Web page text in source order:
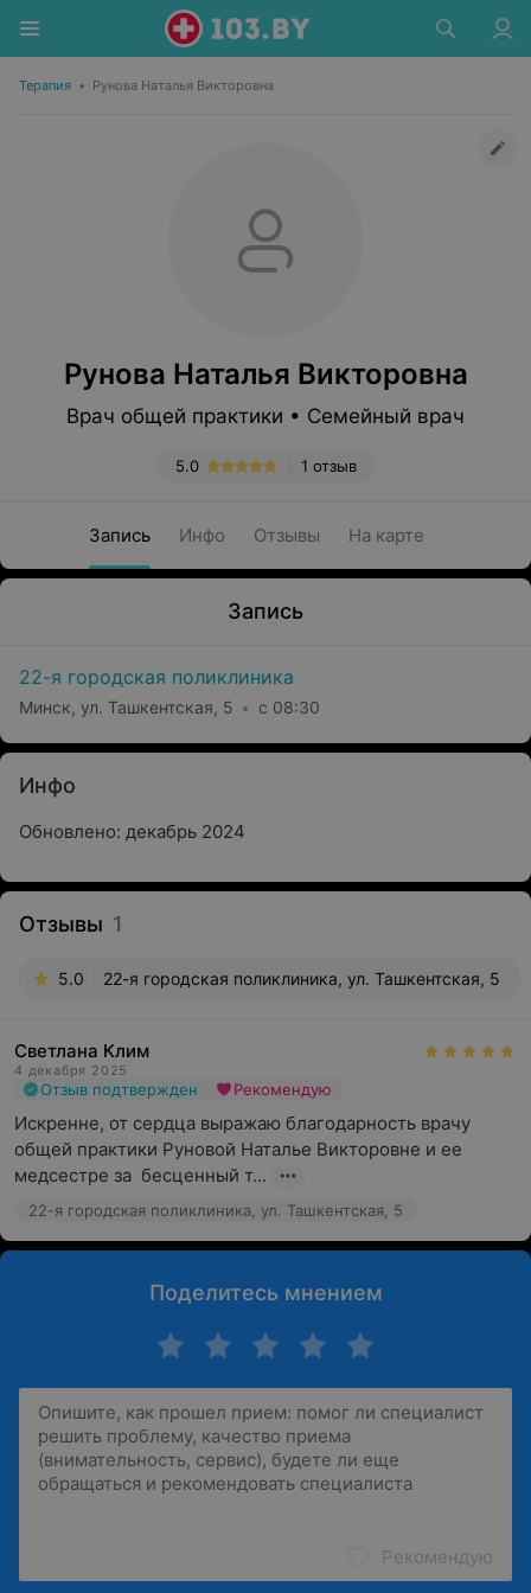
Терапия • Рунова Наталья Викторовна
Рунова Наталья Викторовна
Врач общей практики • Семейный врач
1 отзыв
5.0
Запись Инфо Отзывы На карте
Запись
22-я городская поликлиника
Минск, ул. Ташкентская, 5 с 08:30
Инфо
Обновлено: декабрь 2024
Отзывы 1
5.0 22-я городская поликлиника, ул. Ташкентская, 5
Светлана Клим
4 декабря 2025
Отзыв подтвержден Рекомендую
Искренне, от сердца выражаю благодарность врачу
общей практики Руновой Наталье Викторовне и ее
медсестре за  бесценный т...
22-я городская поликлиника, ул. Ташкентская, 5
Поделитесь мнением
Рекомендую